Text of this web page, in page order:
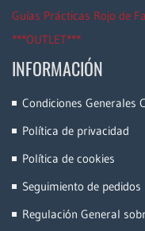
Guías Prácticas Rojo de
***OUTLET***
INFORMACIÓN
Condiciones Generales
Política de privacidad
Política de cookies
Seguimiento de pedidos
Regulación General